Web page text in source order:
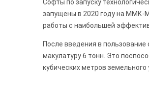
Софты по запуску
запущены в 2020 году на ММК-
работы с наибольшей
После введения в
макулатуру 6 тонн. Это
кубических метров